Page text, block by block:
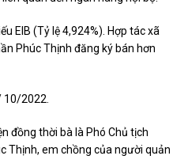
EIB (Tỷ lệ 4,924%). Hợp tác xã
Phúc Thịnh đăng ký bán hơn
2022.
đồng thời bà là Phó Chủ tịch
Thịnh, em chồng của người quản